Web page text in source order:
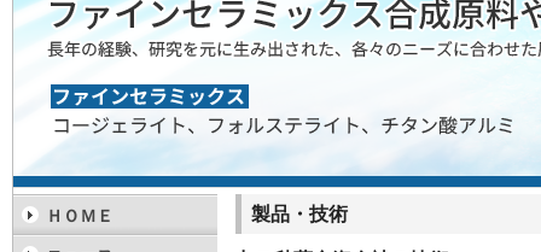
製品・技術
ＨＯＭＥ